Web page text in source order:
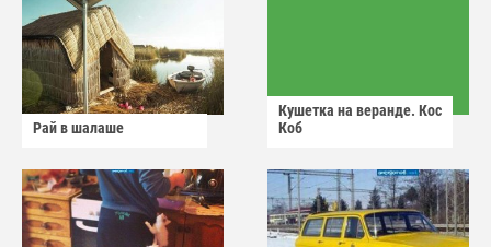
Рай в шалаше
Кушетка на веранде. Кос
Коб